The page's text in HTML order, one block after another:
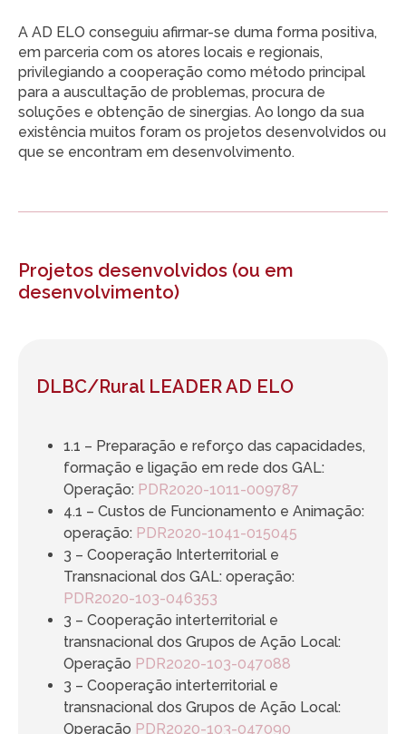
A AD ELO conseguiu afirmar-se duma forma positiva,
em parceria com os atores locais e regionais,
privilegiando a cooperação como método principal
para a auscultação de problemas, procura de
soluções e obtenção de sinergias. Ao longo da sua
existência muitos foram os projetos desenvolvidos ou
que se encontram em desenvolvimento.
Projetos desenvolvidos (ou em
desenvolvimento)
DLBC/Rural LEADER AD ELO
1.1 – Preparação e reforço das capacidades,
formação e ligação em rede dos GAL:
Operação: PDR2020-1011-009787
4.1 – Custos de Funcionamento e Animação:
operação: PDR2020-1041-015045
3 – Cooperação Interterritorial e
Transnacional dos GAL: operação:
PDR2020-103-046353
3 – Cooperação interterritorial e
transnacional dos Grupos de Ação Local:
Operação PDR2020-103-047088
3 – Cooperação interterritorial e
transnacional dos Grupos de Ação Local:
Operação PDR2020-103-047090